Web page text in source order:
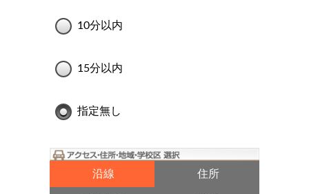
10分以内
15分以内
指定無し
沿線 住所